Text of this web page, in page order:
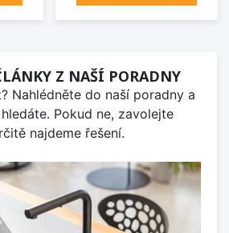
Z NAŠÍ PORADNY
Nahlédněte do naší poradny a
Pokud ne, zavolejte
najdeme řešení.